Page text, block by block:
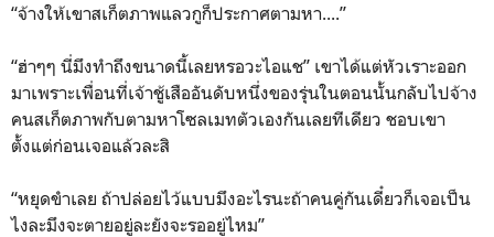
“จ้างให้เขาสเก็ตภาพแลวกูก็ประกาศตามหา....”
“ฮ่าๆๆ นี่มึงทำถึงขนาดนี้เลยหรอวะไอแช” เขาได้แต่หัวเราะออก
มาเพราะเพื่อนที่เจ้าชู้เสืออันดับหนึ่งของรุ่นในตอนนั้นกลับไปจ้าง
คนสเก็ตภาพกับตามหาโซลเมทตัวเองกันเลยทีเดียว ชอบเขา
ตั้งแต่ก่อนเจอแล้วละสิ
“หยุดขำเลย ถ้าปล่อยไว้แบบมึงอะไรนะถ้าคนคู่กันเดี๋ยวก็เจอเป็น
ไงละมึงจะตายอยู่ละยังจะรออยู่ไหม”